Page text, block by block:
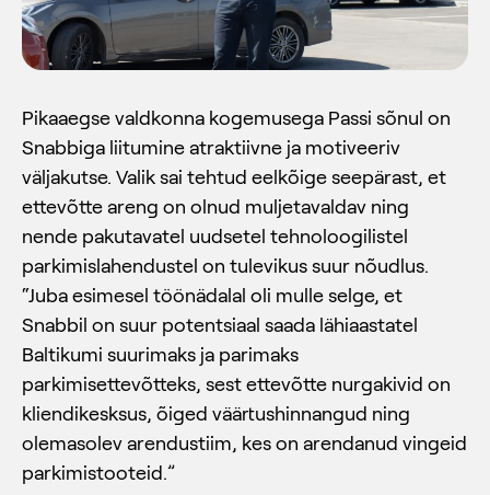
Pikaaegse valdkonna kogemusega Passi sõnul on
Snabbiga liitumine atraktiivne ja motiveeriv
väljakutse. Valik sai tehtud eelkõige seepärast, et
ettevõtte areng on olnud muljetavaldav ning
nende pakutavatel uudsetel tehnoloogilistel
parkimislahendustel on tulevikus suur nõudlus.
“Juba esimesel töönädalal oli mulle selge, et
Snabbil on suur potentsiaal saada lähiaastatel
Baltikumi suurimaks ja parimaks
parkimisettevõtteks, sest ettevõtte nurgakivid on
kliendikesksus, õiged väärtushinnangud ning
olemasolev arendustiim, kes on arendanud vingeid
parkimistooteid.”